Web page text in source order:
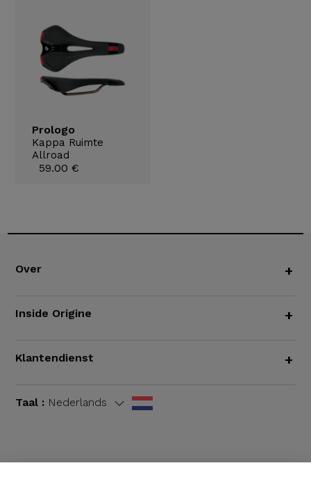
Prologo
Kappa Ruimte
Allroad
59.00 €
Over +
Inside Origine +
Klantendienst +
Taal : Nederlands